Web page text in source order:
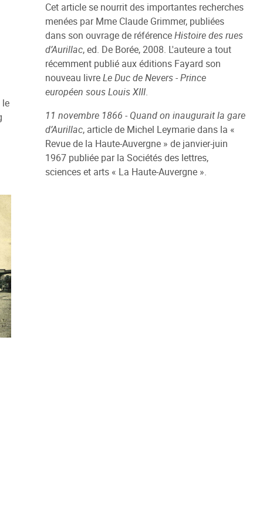
Cet article se nourrit des importantes recherches
menées par Mme Claude Grimmer, publiées
dans son ouvrage de référenceHistoire des rues
d’Aurillac, ed. De Borée, 2008. L'auteure a tout
récemment publié aux éditions Fayard son
nouveau livreLe Duc de Nevers - Prince
européen sous Louis XIII.
11 novembre 1866 - Quand on inaugurait la gare
d’Aurillac, article de Michel Leymarie dans la «
Revue de la Haute-Auvergne » de janvier-juin
1967 publiée par la Sociétés des lettres,
sciences et arts « La Haute-Auvergne ».